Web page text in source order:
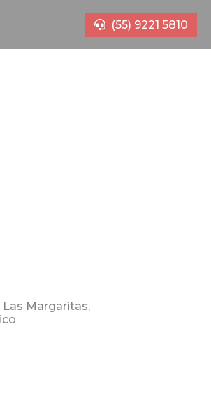
(55) 9221 5810
Las Margaritas,